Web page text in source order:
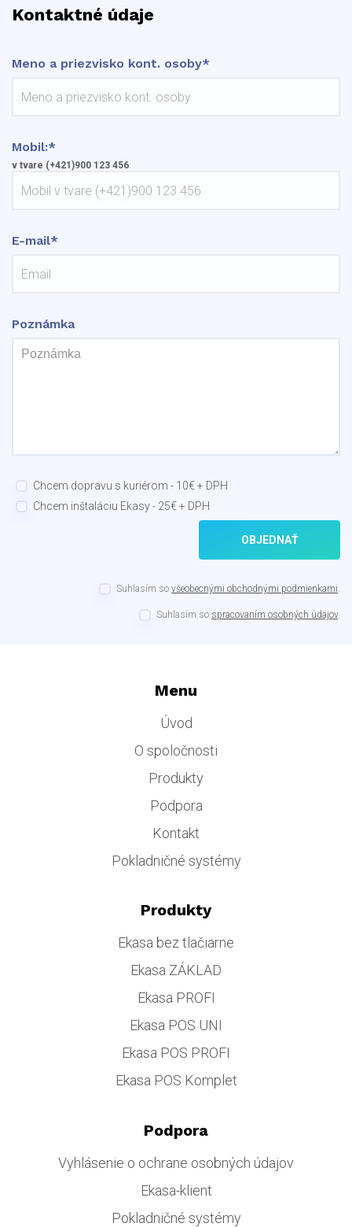
Kontaktné údaje
Meno a priezvisko kont. osoby*
Mobil:*
v tvare (+421)900 123 456
E-mail*
Poznámka
Chcem dopravu s kuriérom - 10€ + DPH
Chcem inštaláciu Ekasy - 25€ + DPH
OBJEDNAŤ
Suhlasím so všeobecnými obchodnými podmienkami.
Suhlasím so spracovaním osobných údajov.
Menu
Úvod
O spoločnosti
Produkty
Podpora
Kontakt
Pokladničné systémy
Produkty
Ekasa bez tlačiarne
Ekasa ZÁKLAD
Ekasa PROFI
Ekasa POS UNI
Ekasa POS PROFI
Ekasa POS Komplet
Podpora
Vyhlásenie o ochrane osobných údajov
Ekasa-klient
Pokladničné systémy